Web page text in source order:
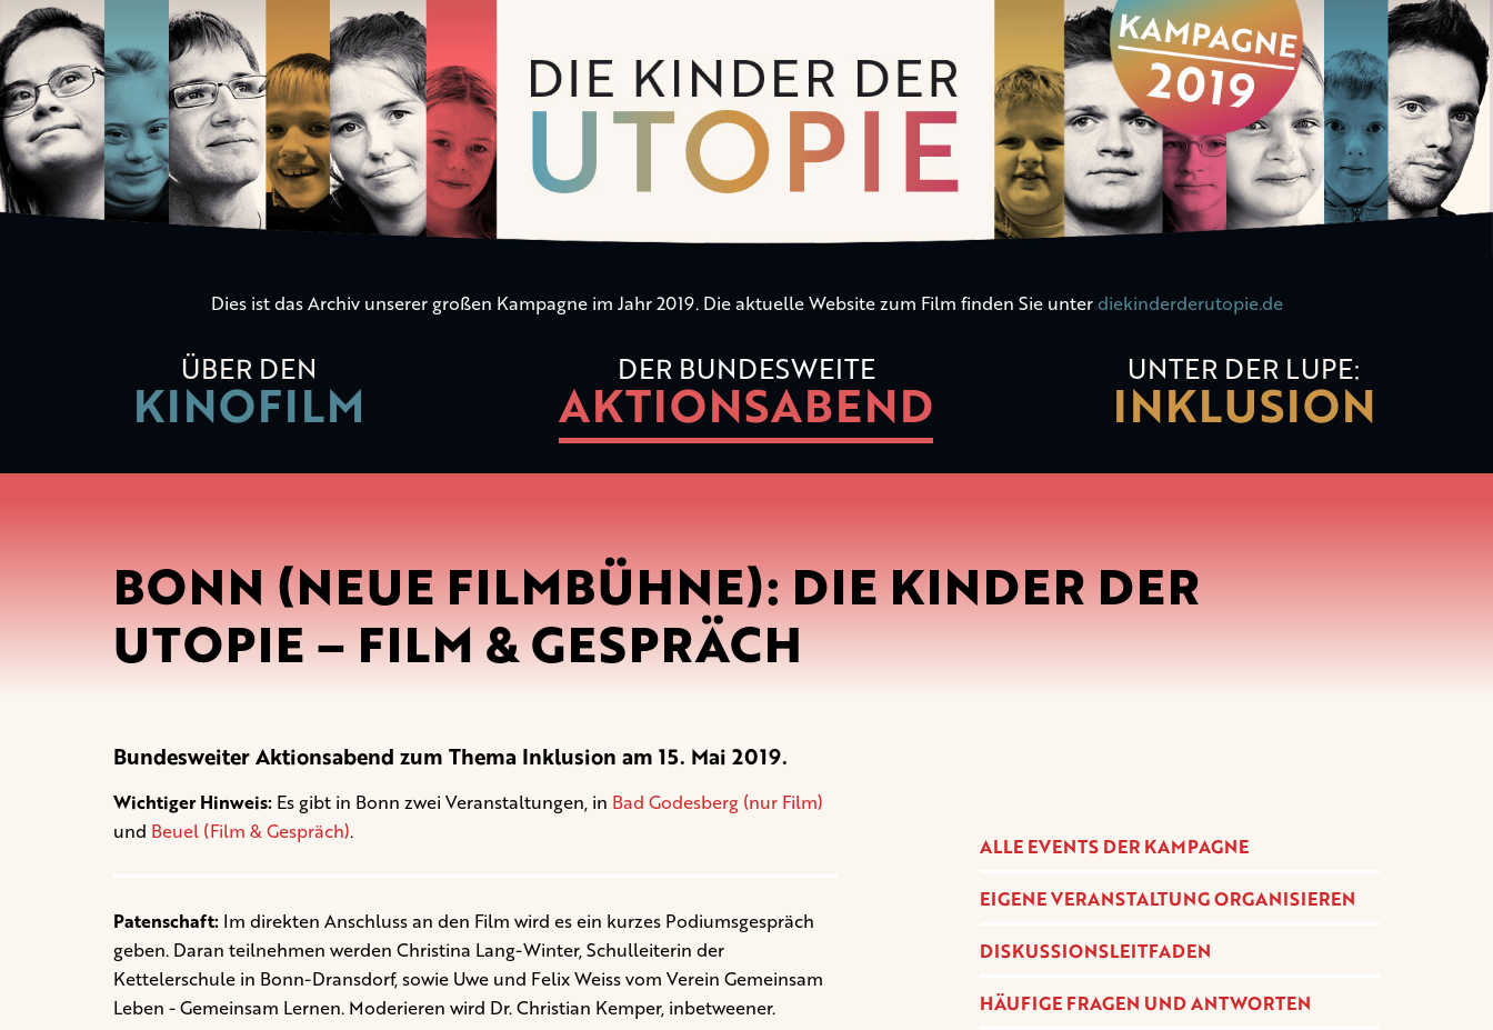
Die
Kinder
der
Utopie
Dies ist das Archiv unserer großen Kampagne im Jahr 2019. Die aktuelle Website zum Film finden Sie unter diekinderderutopie.de
ÜBER DEN
KINOFILM
DER BUNDESWEITE
AKTIONSABEND
UNTER DER LUPE:
INKLUSION
BONN (NEUE FILMBÜHNE): DIE KINDER DER
UTOPIE – FILM & GESPRÄCH
Bundesweiter Aktionsabend zum Thema Inklusion am 15. Mai 2019.
Wichtiger Hinweis: Es gibt in Bonn zwei Veranstaltungen, in Bad Godesberg (nur Film)
und Beuel (Film & Gespräch).
Patenschaft: Im direkten Anschluss an den Film wird es ein kurzes Podiumsgespräch
geben. Daran teilnehmen werden Christina Lang-Winter, Schulleiterin der
Kettelerschule in Bonn-Dransdorf, sowie Uwe und Felix Weiss vom Verein Gemeinsam
Leben - Gemeinsam Lernen. Moderieren wird Dr. Christian Kemper, inbetweener.
ALLE EVENTS DER KAMPAGNE
EIGENE VERANSTALTUNG ORGANISIEREN
DISKUSSIONSLEITFADEN
HÄUFIGE FRAGEN UND ANTWORTEN